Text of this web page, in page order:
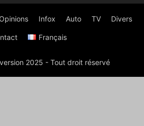
Opinions Infox Auto TV Divers
Français
2025 - Tout droit réservé